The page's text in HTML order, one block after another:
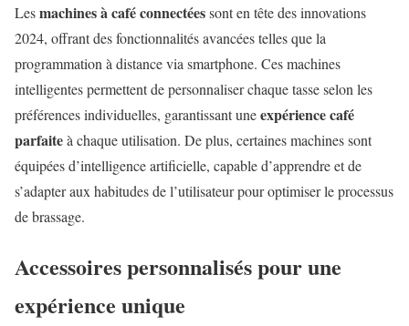
Lesmachines à café connectéessont en tête des innovations
2024, offrant des fonctionnalités avancées telles que la
programmation à distance via smartphone. Ces machines
intelligentes permettent de personnaliser chaque tasse selon les
préférences individuelles, garantissant uneexpérience café
parfaiteà chaque utilisation. De plus, certaines machines sont
équipées d’intelligence artificielle, capable d’apprendre et de
s’adapter aux habitudes de l’utilisateur pour optimiser le processus
de brassage.
Accessoires personnalisés pour une
expérience unique